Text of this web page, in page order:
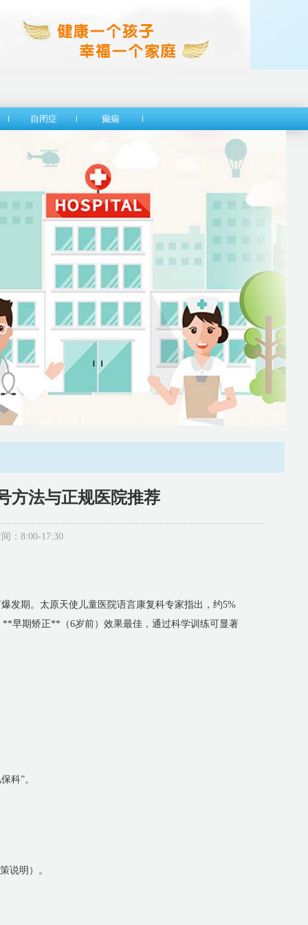
自闭症 癫痫
方法与正规医院推荐
：8:00-17:30
发期。太原天使儿童医院语言康复科专家指出，约5%
早期矫正**（6岁前）效果最佳，通过科学训练可显著
科”。
说明）。